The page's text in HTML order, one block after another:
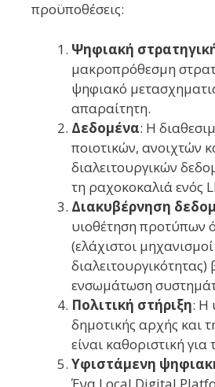
προϋποθέσεις:
Ψηφιακή
μακροπρόθεσμη
ψηφιακό
απαραίτητη.
Δεδομένα: Η
ποιοτικών, ανοιχτών
διαλειτουργικών
τη ραχοκοκαλιά ενός
Διακυβέρνηση
υιοθέτηση προτύπων
(ελάχιστοι μηχανισμοί
ενσωμάτωση
Πολιτική στήριξη: Η
δημοτικής αρχής και
είναι καθοριστική για
Υφιστάμενη
Ένα Local Digital